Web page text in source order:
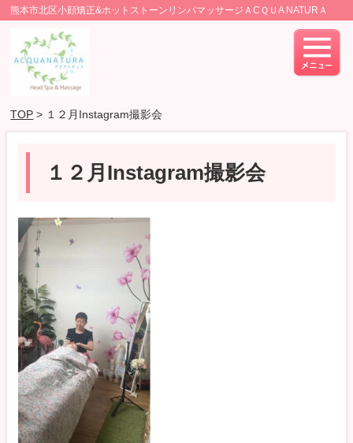
熊本市北区小顔矯正&ホットストーンリンパマッサージＡCＱＵA NATURＡ
TOP > １２月Instagram撮影会
１２月Instagram撮影会